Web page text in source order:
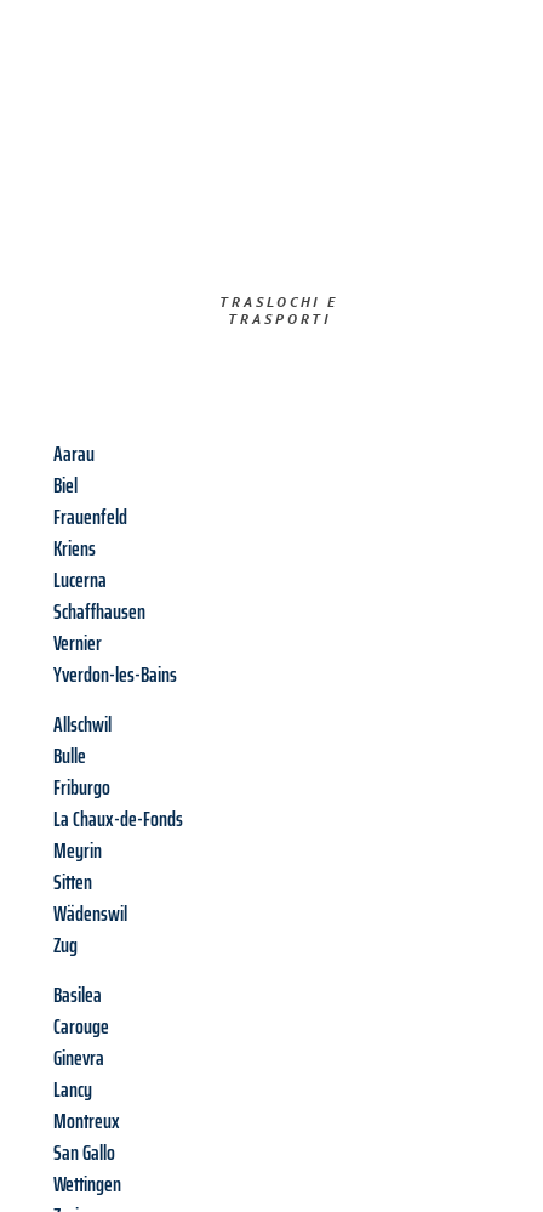
TRASLOCHI E
TRASPORTI​
Aarau
Biel
Frauenfeld
Kriens
Lucerna
Schaffhausen
Vernier
Yverdon-les-Bains
Allschwil
Bulle
Friburgo
La Chaux-de-Fonds
Meyrin
Sitten
Wädenswil
Zug
Basilea
Carouge
Ginevra
Lancy
Montreux
San Gallo
Wettingen